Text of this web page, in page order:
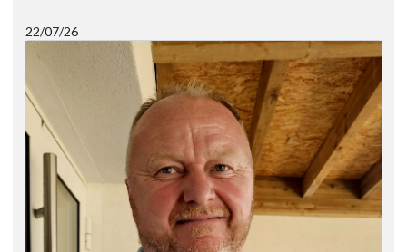
22/07/26